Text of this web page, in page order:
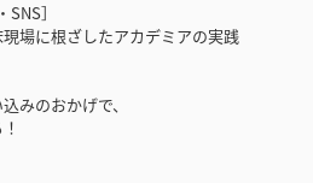
］
場に根ざしたアカデミアの実践
みのおかげで、